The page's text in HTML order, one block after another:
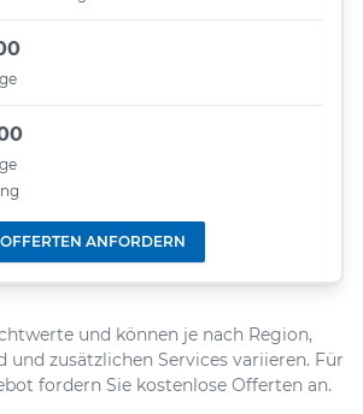
OFFERTEN ANFORDERN
und können je nach Region,
zusätzlichen Services variieren. Für
fordern Sie kostenlose Offerten an.